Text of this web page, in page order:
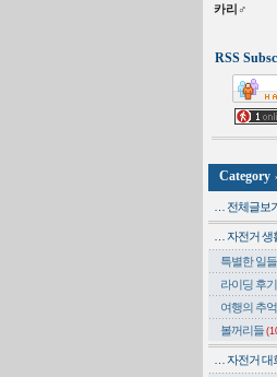
카리♂
RSS
Category
… 전체글보
… 자전거 생
특별한 일들
라이딩 후기
여행의 추억
볼꺼리들
… 자전거 대